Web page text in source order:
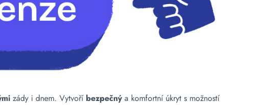
zády i dnem. Vytvoří bezpečnýa komfortní úkryt s možností